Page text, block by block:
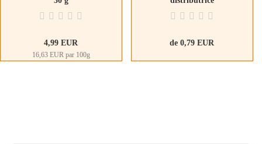
4,99 EUR
16,63 EUR par 100g
de 0,79 EUR